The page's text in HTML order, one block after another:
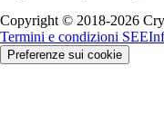
Copyright © 2018-2026
Termini e condizioni SEE
Preferenze sui cookie